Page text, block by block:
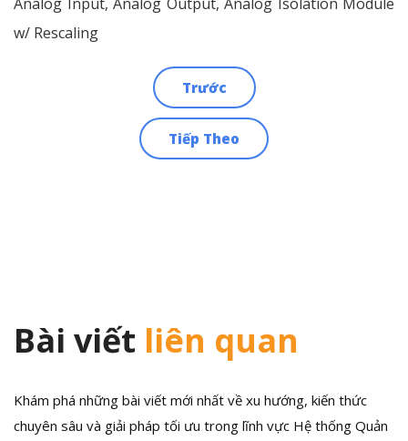
w/ Rescaling
Trước
Tiếp Theo
Bài viết liên quan
Khám phá những bài viết mới nhất về xu hướng, kiến thức
chuyên sâu và giải pháp tối ưu trong lĩnh vực Hệ thống Quản